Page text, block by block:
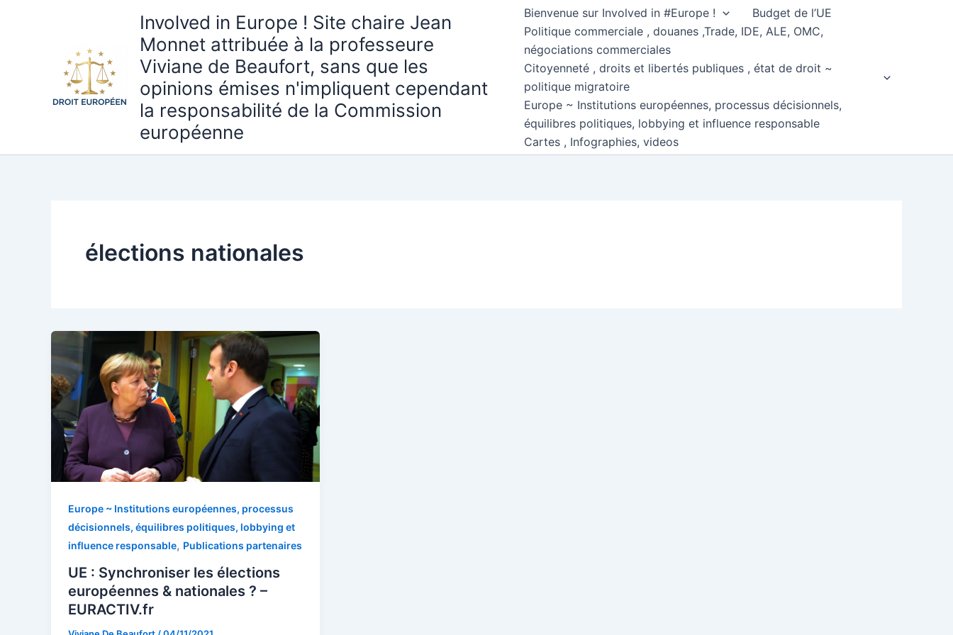
Involved in Europe ! Site chaire Jean
Monnet attribuée à la professeure
Viviane de Beaufort, sans que les
opinions émises n'impliquent cependant
la responsabilité de la Commission
européenne
Bienvenue sur Involved in #Europe !
Budget de l’UE
Politique commerciale , douanes ,Trade, IDE, ALE, OMC,
négociations commerciales
Citoyenneté , droits et libertés publiques , état de droit ~
politique migratoire
Europe ~ Institutions européennes, processus décisionnels,
équilibres politiques, lobbying et influence responsable
Cartes , Infographies, videos
élections nationales
Europe ~ Institutions européennes, processus
décisionnels, équilibres politiques, lobbying et
influence responsable, Publications partenaires
UE : Synchroniser les élections
européennes & nationales ? –
EURACTIV.fr